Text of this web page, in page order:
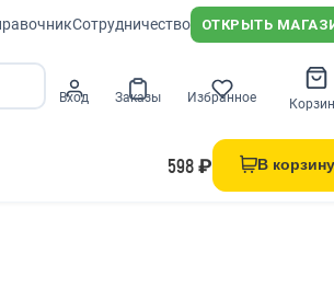
Сотрудничество ОТКРЫТЬ
Вход Заказы Избранное
598 ₽ В корзину